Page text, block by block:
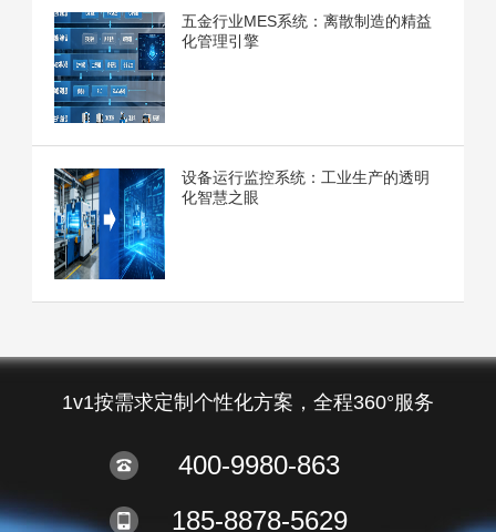
五金行业MES系统：离散制造的精益
化管理引擎
设备运行监控系统：工业生产的透明
化智慧之眼
1v1按需求定制个性化方案，全程360°服务
400-9980-863
185-8878-5629